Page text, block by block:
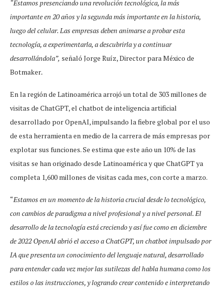
“Estamos presenciando una revolución tecnológica, la más
importante en 20 años y la segunda más importante en la historia,
luego del celular. Las empresas deben animarse a probar esta
tecnología, a experimentarla, a descubrirla y a continuar
desarrollándola”, señaló Jorge Ruíz, Director para México de
Botmaker.
En la región de Latinoamérica arrojó un total de 303 millones de
visitas de ChatGPT, el chatbot de inteligencia artificial
desarrollado por OpenAI, impulsando la fiebre global por el uso
de esta herramienta en medio de la carrera de más empresas por
explotar sus funciones. Se estima que este año un 10% de las
visitas se han originado desde Latinoamérica y que ChatGPT ya
completa 1,600 millones de visitas cada mes, con corte a marzo.
“Estamos en un momento de la historia crucial desde lo tecnológico,
con cambios de paradigma a nivel profesional y a nivel personal. El
desarrollo de la tecnología está creciendo y así fue como en diciembre
de 2022 OpenAI abrió el acceso a ChatGPT, un chatbot impulsado por
IA que presenta un conocimiento del lenguaje natural, desarrollado
para entender cada vez mejor las sutilezas del habla humana como los
estilos o las instrucciones, y logrando crear contenido e interpretando